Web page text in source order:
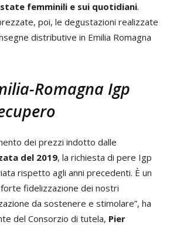
femminili e sui quotidiani.
poi, le degustazioni realizzate
distributive in Emilia Romagna
Romagna Igp
dei prezzi indotto dalle
del 2019, la richiesta di pere Igp
rispetto agli anni precedenti. È un
fidelizzazione dei nostri
da sostenere e stimolare”, ha
del Consorzio di tutela, Pier